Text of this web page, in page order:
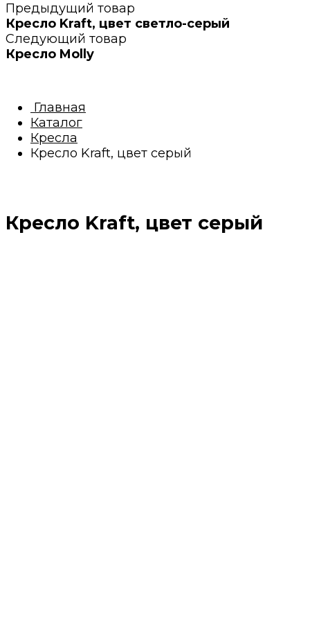
Предыдущий товар
Кресло Kraft, цвет светло-серый
Следующий товар
Кресло Molly
Главная
Каталог
Кресла
Кресло Kraft, цвет серый
Кресло Kraft, цвет серый